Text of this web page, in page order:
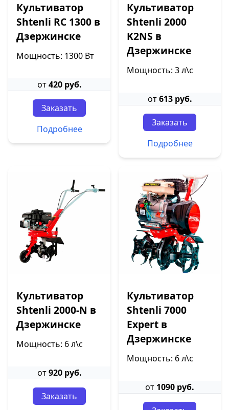
Культиватор
Shtenli RC 1300 в
Дзержинске
Мощность: 1300 Вт
от420 руб.
Заказать
Подробнее
Культиватор
Shtenli 2000
K2NS в
Дзержинске
Мощность: 3 л\с
от613 руб.
Заказать
Подробнее
Культиватор
Shtenli 2000-N в
Дзержинске
Мощность: 6 л\с
от920 руб.
Заказать
Культиватор
Shtenli 7000
Expert в
Дзержинске
Мощность: 6 л\с
от 1090 руб.